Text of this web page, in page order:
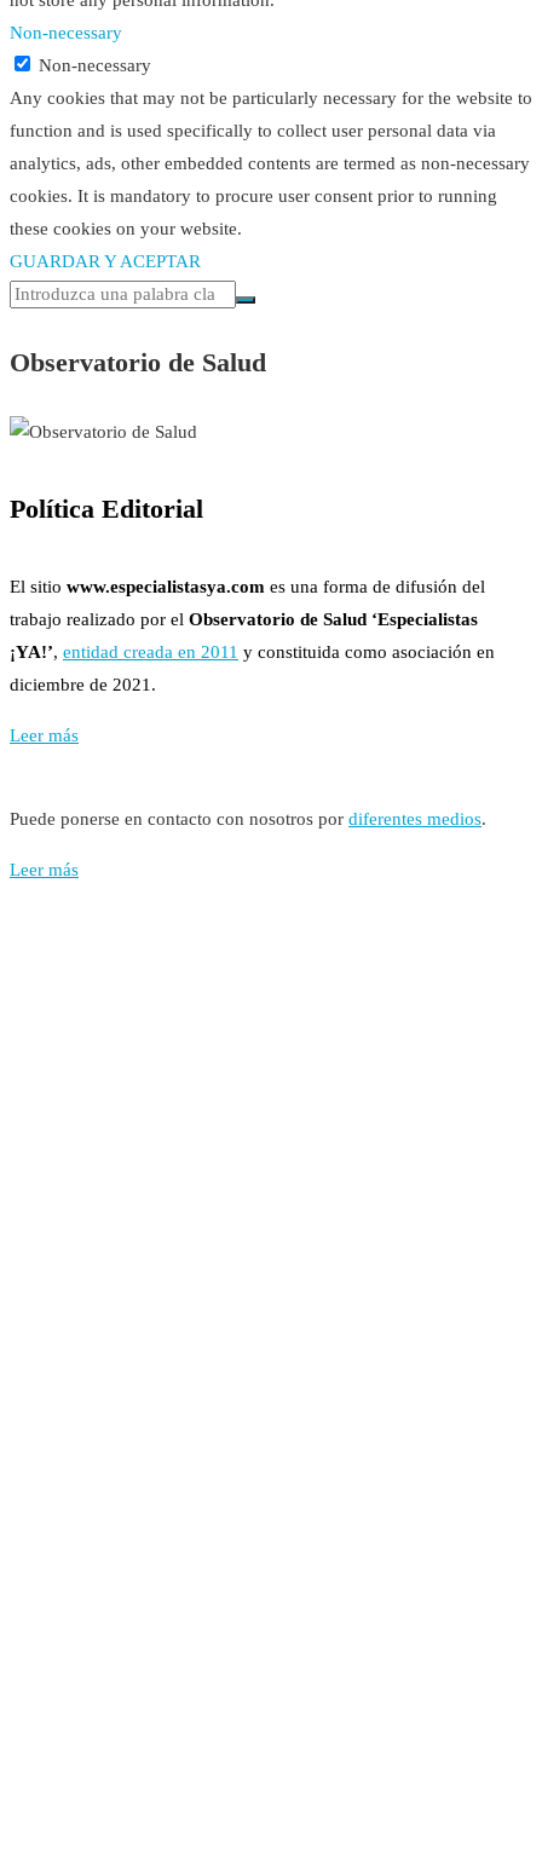
Non-necessary
Non-necessary
Any cookies that may not be particularly necessary for the website to
function and is used specifically to collect user personal data via
analytics, ads, other embedded contents are termed as non-necessary
cookies. It is mandatory to procure user consent prior to running
these cookies on your website.
GUARDAR Y ACEPTAR
Observatorio de Salud
Política Editorial
El sitio www.especialistasya.com es una forma de difusión del
trabajo realizado por el Observatorio de Salud ‘Especialistas
¡YA!’, entidad creada en 2011 y constituida como asociación en
diciembre de 2021.
Leer más
Puede ponerse en contacto con nosotros por diferentes medios.
Leer más